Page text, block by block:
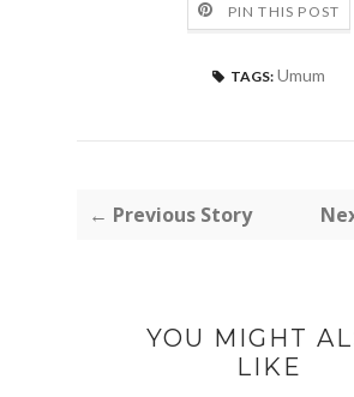
PIN THIS POST
TAGS: Umum
← Previous Story
YOU MIGHT
LIKE